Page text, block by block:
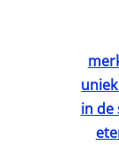
in de